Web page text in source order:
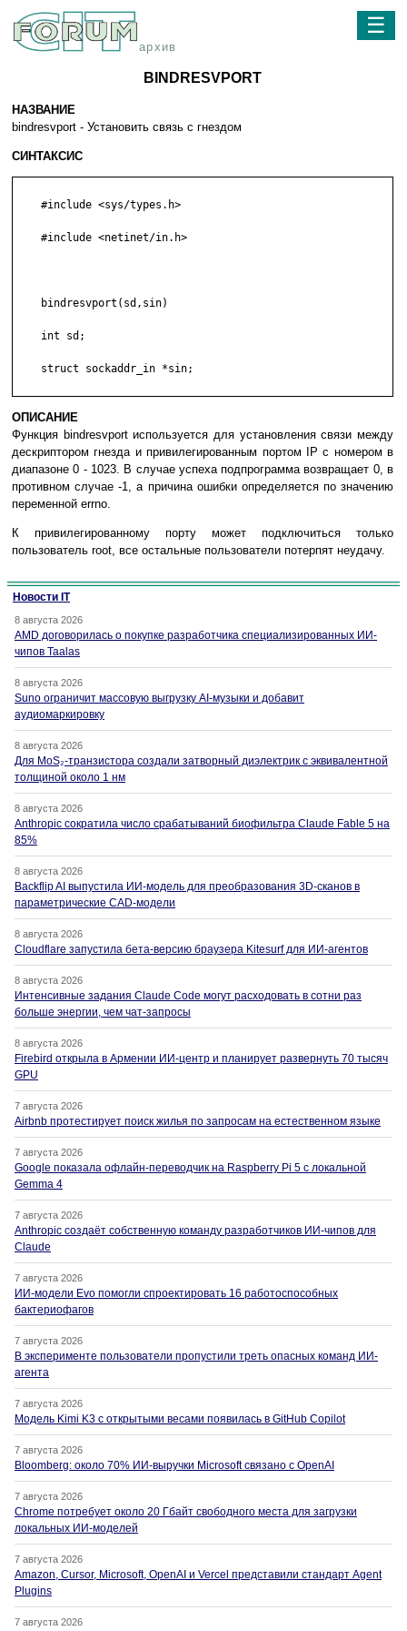
архив
☰
BINDRESVPORT
НАЗВАНИЕ
bindresvport - Установить связь с гнездом
СИНТАКСИС
    #include <sys/types.h>
    #include <netinet/in.h>
    bindresvport(sd,sin)
    int sd;
    struct sockaddr_in *sin;
ОПИСАНИЕ
Функция bindresvport используется для установления связи между
дескриптором гнезда и привилегированным портом IP с номером в
диапазоне 0 - 1023. В случае успеха подпрограмма возвращает 0, в
противном случае -1, а причина ошибки определяется по значению
переменной errno.
К привилегированному порту может подключиться только
пользователь root, все остальные пользователи потерпят неудачу.
Новости IT
8 августа 2026
AMD договорилась о покупке разработчика специализированных ИИ-
чипов Taalas
8 августа 2026
Suno ограничит массовую выгрузку AI-музыки и добавит
аудиомаркировку
8 августа 2026
Для MoS₂-транзистора создали затворный диэлектрик с эквивалентной
толщиной около 1 нм
8 августа 2026
Anthropic сократила число срабатываний биофильтра Claude Fable 5 на
85%
8 августа 2026
Backflip AI выпустила ИИ-модель для преобразования 3D-сканов в
параметрические CAD-модели
8 августа 2026
Cloudflare запустила бета-версию браузера Kitesurf для ИИ-агентов
8 августа 2026
Интенсивные задания Claude Code могут расходовать в сотни раз
больше энергии, чем чат-запросы
8 августа 2026
Firebird открыла в Армении ИИ-центр и планирует развернуть 70 тысяч
GPU
7 августа 2026
Airbnb протестирует поиск жилья по запросам на естественном языке
7 августа 2026
Google показала офлайн-переводчик на Raspberry Pi 5 с локальной
Gemma 4
7 августа 2026
Anthropic создаёт собственную команду разработчиков ИИ-чипов для
Claude
7 августа 2026
ИИ-модели Evo помогли спроектировать 16 работоспособных
бактериофагов
7 августа 2026
В эксперименте пользователи пропустили треть опасных команд ИИ-
агента
7 августа 2026
Модель Kimi K3 с открытыми весами появилась в GitHub Copilot
7 августа 2026
Bloomberg: около 70% ИИ-выручки Microsoft связано с OpenAI
7 августа 2026
Chrome потребует около 20 Гбайт свободного места для загрузки
локальных ИИ-моделей
7 августа 2026
Amazon, Cursor, Microsoft, OpenAI и Vercel представили стандарт Agent
Plugins
7 августа 2026